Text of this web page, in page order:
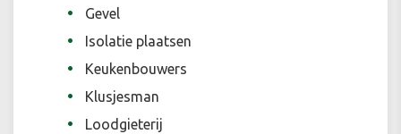
Gevel
Isolatie plaatsen
Keukenbouwers
Klusjesman
Loodgieterij